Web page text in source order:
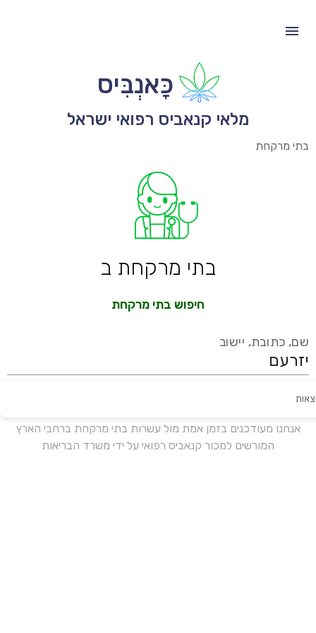
כָּאנְבִּיס
מלאי קנאביס רפואי ישראל
בתי מרקחת
בתי מרקחת ב
חיפוש בתי מרקחת
שם, כתובת, יישוב
אנחנו מעודכנים בזמן אמת מול עשרות בתי מרקחת ברחבי הארץ
המורשים למכור קנאביס רפואי על ידי משרד הבריאות